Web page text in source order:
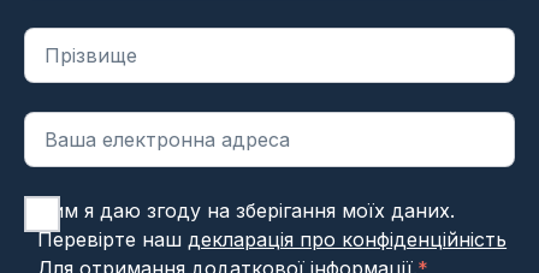
Цим я даю згоду на зберігання моїх даних.
Перевірте нашдекларація про конфіденційність
Для отримання додаткової інформації. *